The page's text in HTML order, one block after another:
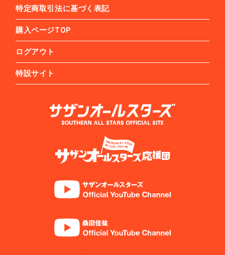
特定商取引法に基づく表記
購入ページTOP
ログアウト
特設サイト